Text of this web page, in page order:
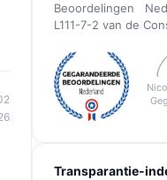
Beoordelingen
L111-7-2 van de
Transparantie-